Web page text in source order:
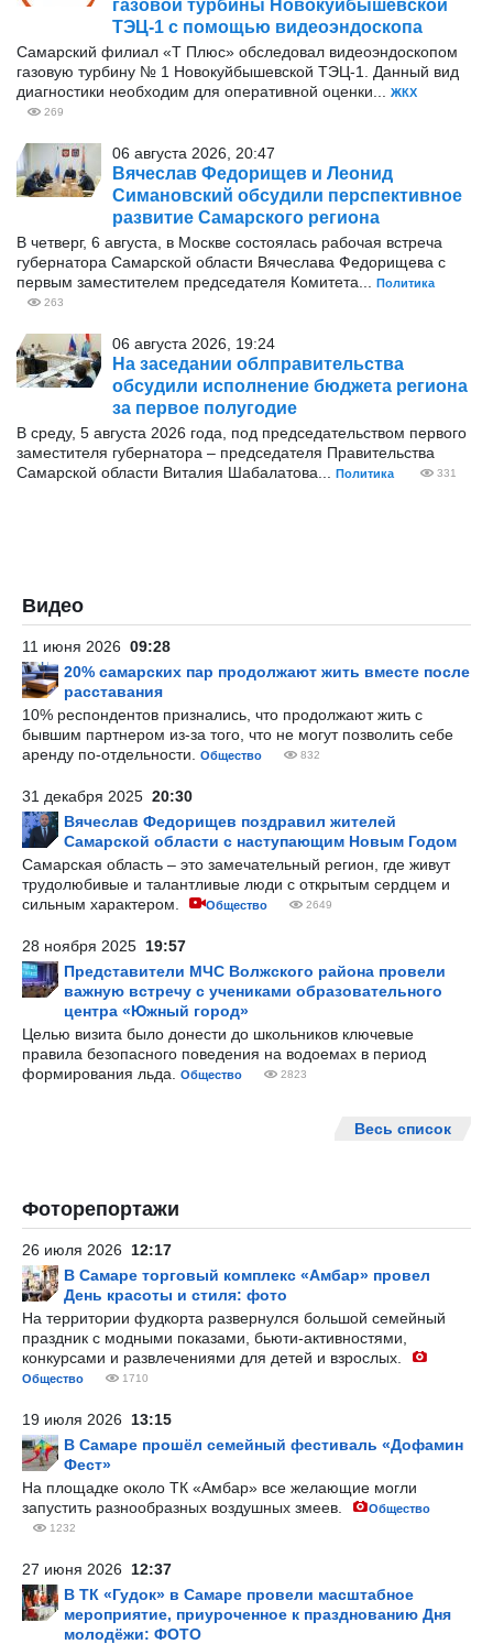
газовой турбины Новокуйбышевской
ТЭЦ-1 с помощью видеоэндоскопа
Самарский филиал «Т Плюс» обследовал видеоэндоскопом
газовую турбину № 1 Новокуйбышевской ТЭЦ-1. Данный вид
диагностики необходим для оперативной оценки...
ЖКХ
269
06 августа 2026, 20:47
Вячеслав Федорищев и Леонид
Симановский обсудили перспективное
развитие Самарского региона
В четверг, 6 августа, в Москве состоялась рабочая встреча
губернатора Самарской области Вячеслава Федорищева с
первым заместителем председателя Комитета...
Политика
263
06 августа 2026, 19:24
На заседании облправительства
обсудили исполнение бюджета региона
за первое полугодие
В среду, 5 августа 2026 года, под председательством первого
заместителя губернатора – председателя Правительства
Самарской области Виталия Шабалатова...
Политика 331
Видео
11 июня 2026 09:28
20% самарских пар продолжают жить вместе после
расставания
10% респондентов признались, что продолжают жить с
бывшим партнером из-за того, что не могут позволить себе
аренду по-отдельности.
Общество 832
31 декабря 2025 20:30
Вячеслав Федорищев поздравил жителей
Самарской области с наступающим Новым Годом
Самарская область – это замечательный регион, где живут
трудолюбивые и талантливые люди с открытым сердцем и
сильным характером.
Общество 2649
28 ноября 2025 19:57
Представители МЧС Волжского района провели
важную встречу с учениками образовательного
центра «Южный город»
Целью визита было донести до школьников ключевые
правила безопасного поведения на водоемах в период
формирования льда.
Общество 2823
Весь список
Фоторепортажи
26 июля 2026 12:17
В Самаре торговый комплекс «Амбар» провел
День красоты и стиля: фото
На территории фудкорта развернулся большой семейный
праздник с модными показами, бьюти-активностями,
конкурсами и развлечениями для детей и взрослых.
Общество 1710
19 июля 2026 13:15
В Самаре прошёл семейный фестиваль «Дофамин
Фест»
На площадке около ТК «Амбар» все желающие могли
запустить разнообразных воздушных змеев.
Общество
1232
27 июня 2026 12:37
В ТК «Гудок» в Самаре провели масштабное
мероприятие, приуроченное к празднованию Дня
молодёжи: ФОТО